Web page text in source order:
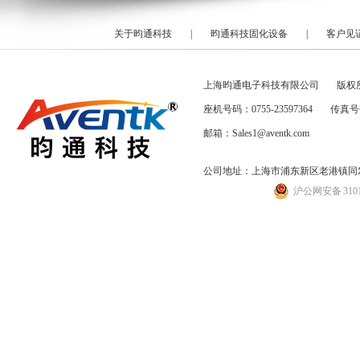
关于昀通科技 昀通科技固化设备 客户见
上海昀通电子科技有限公司 版权
座机号码：0755-23597364 传真号
邮箱：Sales1@aventk.com
公司地址：上海市浦东新区老港镇同
沪公网安备